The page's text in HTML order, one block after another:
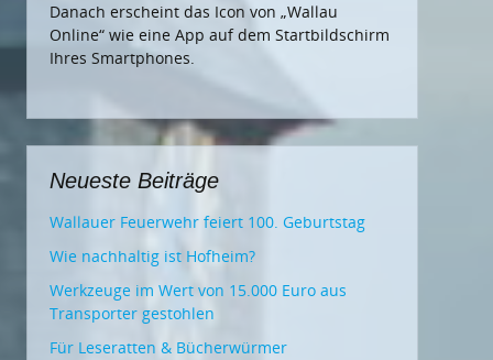
Danach erscheint das Icon von „Wallau
Online“ wie eine App auf dem Startbildschirm
Ihres Smartphones.
Neueste Beiträge
Wallauer Feuerwehr feiert 100. Geburtstag
Wie nachhaltig ist Hofheim?
Werkzeuge im Wert von 15.000 Euro aus
Transporter gestohlen
Für Leseratten & Bücherwürmer